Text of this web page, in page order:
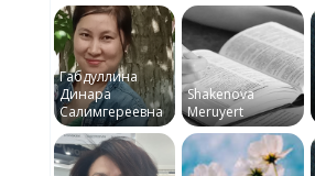
Габдуллина
Динара
Салимгереевна
Shakenova
Meruyert